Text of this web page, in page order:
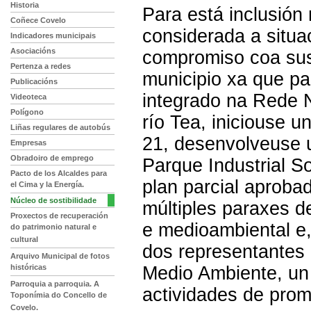
Historia
Coñece Covelo
Indicadores municipais
Asociacións
Pertenza a redes
Publicacións
Videoteca
Polígono
Liñas regulares de autobús
Empresas
Obradoiro de emprego
Pacto de los Alcaldes para
el Cima y la Energía.
Núcleo de sostibilidade
Proxectos de recuperación
do patrimonio natural e
cultural
Arquivo Municipal de fotos
históricas
Parroquia a parroquia. A
Toponímia do Concello de
Covelo.
Para está inclusión
considerada a
compromiso coa
municipio xa que
integrado na Rede
río Tea, iniciouse
21, desenvolveuse
Parque Industrial
plan parcial
múltiples paraxes
e medioambiental
dos
Medio Ambiente,
actividades de